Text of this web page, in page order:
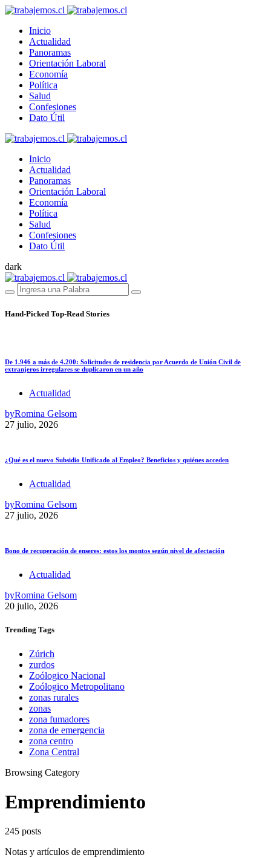
Inicio
Actualidad
Panoramas
Orientación Laboral
Economía
Política
Salud
Confesiones
Dato Útil
Inicio
Actualidad
Panoramas
Orientación Laboral
Economía
Política
Salud
Confesiones
Dato Útil
dark
Hand-Picked Top-Read Stories
De 1.946 a más de 4.200: Solicitudes de residencia por Acuerdo de Unión Civil de
extranjeros irregulares se duplicaron en un año
Actualidad
byRomina Gelsom
27 julio, 2026
¿Qué es el nuevo Subsidio Unificado al Empleo? Beneficios y quiénes acceden
Actualidad
byRomina Gelsom
27 julio, 2026
Bono de recuperación de enseres: estos los montos según nivel de afectación
Actualidad
byRomina Gelsom
20 julio, 2026
Trending Tags
Zúrich
zurdos
Zoólogico Nacional
Zoólogico Metropolitano
zonas rurales
zonas
zona fumadores
zona de emergencia
zona centro
Zona Central
Browsing Category
Emprendimiento
245 posts
Notas y artículos de emprendimiento